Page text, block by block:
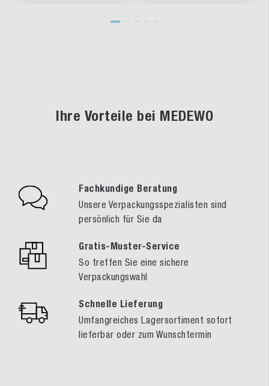
Ihre Vorteile bei MEDEWO
Fachkundige Beratung
Unsere Verpackungsspezialisten sind
persönlich für Sie da
Gratis-Muster-Service
So treffen Sie eine sichere
Verpackungswahl
Schnelle Lieferung
Umfangreiches Lagersortiment sofort
lieferbar oder zum Wunschtermin